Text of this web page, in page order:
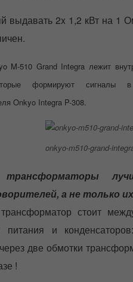
выдавать 2x 1,2 кВт на 1
M-510 Grand Integra лежит
формируют сигналы в
Onkyo Integra P-308.
onkyo-m510-grand-
а не только
стоит
питания и
две обмотки
!